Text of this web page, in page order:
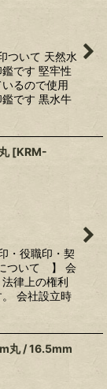
ついて 天然水
です 堅牢性
るので使用
です 黒水牛
[KRM-
・役職印・契
ついて 】 会
律上の権利
会社設立時
丸 / 16.5mm